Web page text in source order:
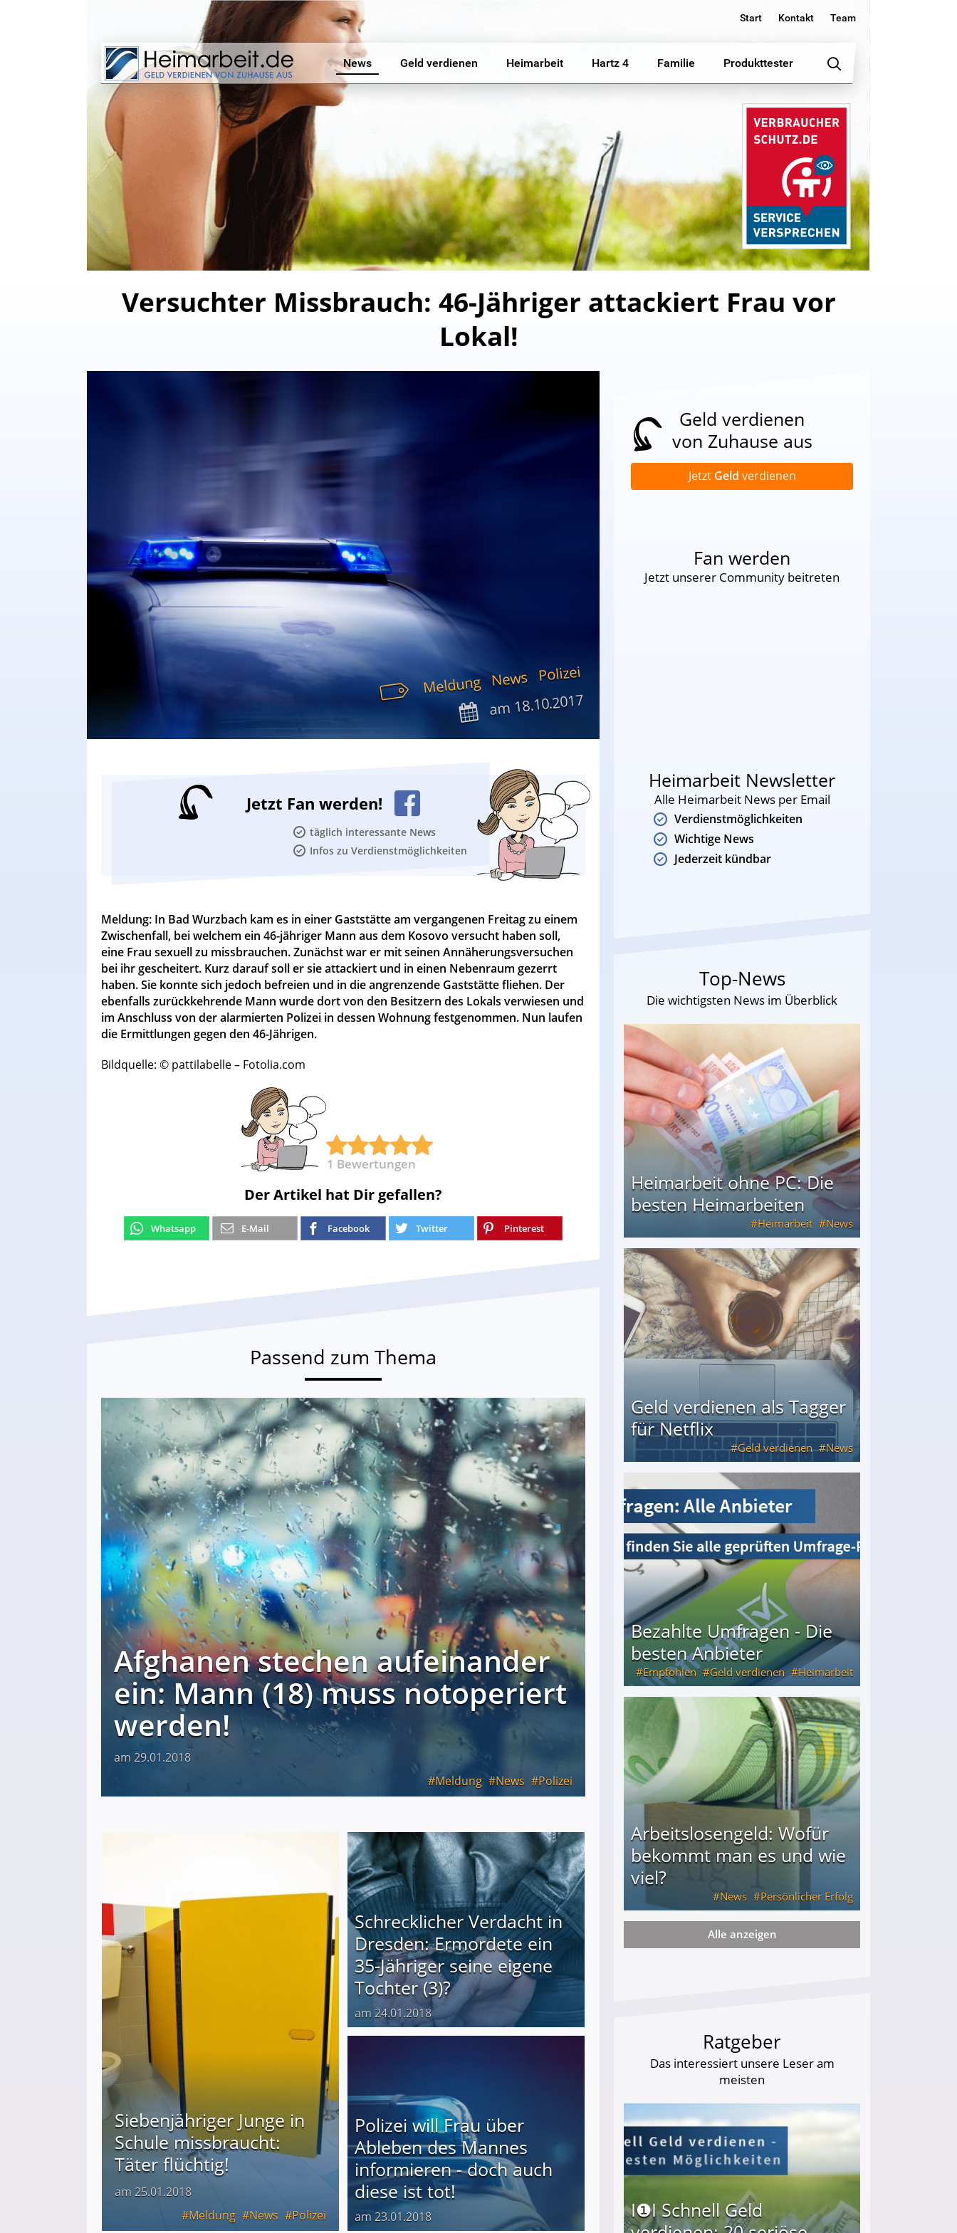
Start Kontakt Team
News Geld verdienen Heimarbeit Hartz 4 Familie Produkttester
Versuchter Missbrauch: 46-Jähriger attackiert Frau vor
Lokal!
Meldung News Polizei
am18.10.2017
Jetzt Fan werden!
täglich interessante News
Infos zu Verdienstmöglichkeiten
Meldung: In Bad Wurzbach kam es in einer Gaststätte am vergangenen Freitag zu einem
Zwischenfall, bei welchem ein 46-jähriger Mann aus dem Kosovo versucht haben soll,
eine Frau sexuell zu missbrauchen. Zunächst war er mit seinen Annäherungsversuchen
bei ihr gescheitert. Kurz darauf soll er sie attackiert und in einen Nebenraum gezerrt
haben. Sie konnte sich jedoch befreien und in die angrenzende Gaststätte fliehen. Der
ebenfalls zurückkehrende Mann wurde dort von den Besitzern des Lokals verwiesen und
im Anschluss von der alarmierten Polizei in dessen Wohnung festgenommen. Nun laufen
die Ermittlungen gegen den 46-Jährigen.
Bildquelle: © pattilabelle – Fotolia.com
1 Bewertungen
Der Artikel hat Dir gefallen?
Whatsapp E-Mail Facebook Twitter Pinterest
Passend zum Thema
Afghanen stechen aufeinander
ein: Mann (18) muss notoperiert
werden!
am 29.01.2018
Meldung
News Polizei
Siebenjähriger Junge in
Schule missbraucht:
Täter flüchtig!
am 25.01.2018
Meldung
News Polizei
Schrecklicher Verdacht in
Dresden: Ermordete ein
35-Jähriger seine eigene
Tochter (3)?
am 24.01.2018
Polizei will Frau über
Ableben des Mannes
informieren - doch auch
diese ist tot!
am 23.01.2018
Geld verdienen
von Zuhause aus
Jetzt Geld verdienen
Fan werden
Jetzt unserer Community beitreten
Heimarbeit Newsletter
Alle Heimarbeit News per Email
Verdienstmöglichkeiten
Wichtige News
Jederzeit kündbar
Top-News
Die wichtigsten News im Überblick
Heimarbeit ohne PC: Die
besten Heimarbeiten
Heimarbeit News
Heimarbeit ohne PC: Die besten Heimarbeiten
Geld verdienen als Tagger
für Netflix
Geld verdienen News
Geld verdienen als Tagger für Netflix
Bezahlte Umfragen - Die
besten Anbieter
Empfohlen Geld verdienen Heimarbeit
Bezahlte Umfragen - Die besten Anbieter
Arbeitslosengeld: Wofür
bekommt man es und wie
viel?
News Persönlicher Erfolg
Arbeitslosengeld: Wofür bekommt man es und wie viel?
Alle anzeigen
Ratgeber
Das interessiert unsere Leser am
meisten
I❶I Schnell Geld